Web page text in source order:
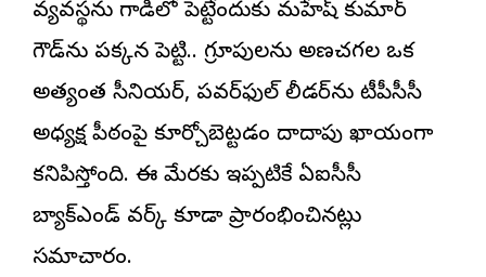
వ్యవస్థను గాడిలో పెట్టేందుకు మహేష్ కుమార్
గౌడ్‌ను పక్కన పెట్టి.. గ్రూపులను అణచగల ఒక
అత్యంత సీనియర్, పవర్‌ఫుల్ లీడర్‌ను టీపీసీసీ
అధ్యక్ష పీఠంపై కూర్చోబెట్టడం దాదాపు ఖాయంగా
కనిపిస్తోంది. ఈ మేరకు ఇప్పటికే ఏఐసీసీ
బ్యాక్‌ఎండ్ వర్క్ కూడా ప్రారంభించినట్లు
సమాచారం.